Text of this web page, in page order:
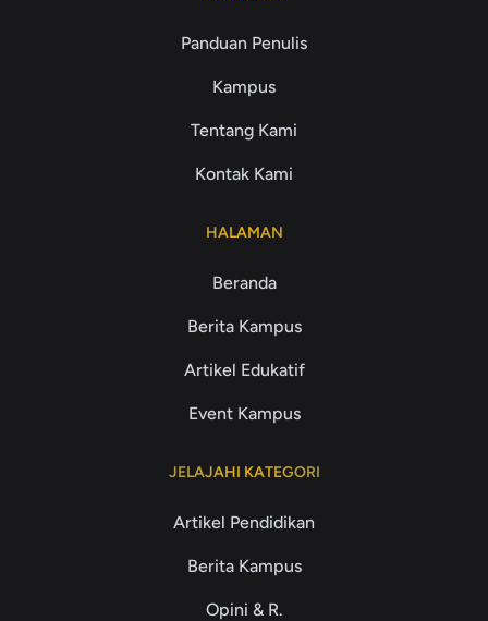
Panduan Penulis
Kampus
Tentang Kami
Kontak Kami
HALAMAN
Beranda
Berita Kampus
Artikel Edukatif
Event Kampus
JELAJAHI KATEGORI
Artikel Pendidikan
Berita Kampus
Opini & R.